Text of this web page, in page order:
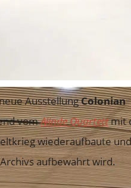
AusstellungColonian
vomAlinde Quartettmit
wiederaufbaute
aufbewahrt wird.